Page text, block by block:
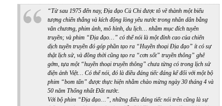
“Từ sau 1975 đến nay, Địa đạo Củ Chi được tô vẽ thành một biểu
tượng chiến thắng và kích động lòng yêu nước trong nhân dân bằng
văn chương, phim ảnh, mô hình, du lịch… nhằm mục đích tuyên
truyền; và phim “Địa đạo…” có thể nói là một đỉnh cao của chiến
dịch tuyền truyền đó góp phần tạo ra “Huyền thoại Địa đạo” ít có sự
thật lịch sử, và đồng thời cũng tạo ra “cơn sốt” truyền thông” ghê
gớm, tựa một “huyền thoại truyền thông” chưa từng có trong lịch sử
điện ảnh Việt… Có thể nói, đó là điều đáng tiếc đáng kể đối với một bộ
phim “bom tấn” được thực hiện nhằm chào mừng ngày 30 tháng 4 và
50 năm Thống nhất Đất nước.
Với bộ phim “Địa đạo…”, những điều đáng tiếc nói trên cũng là sự